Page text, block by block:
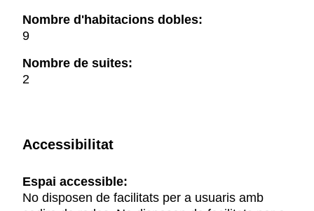
Nombre d'habitacions dobles:
9
Nombre de suites:
2
Accessibilitat
Espai accessible:
No disposen de facilitats per a usuaris amb